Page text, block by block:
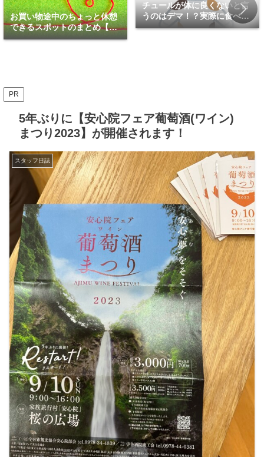
お買い物途中のちょっと休憩
できるスポットのまとめ【福
岡天神エリア編】
チュールが体に良くないと言
うのはデマ！？実際に食べて
みた！
PR
5年ぶりに【安心院フェア葡萄酒(ワイン)
まつり2023】が開催されます！
スタッフ日誌